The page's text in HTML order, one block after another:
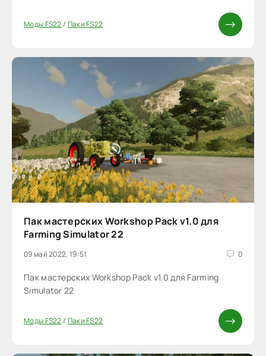
Моды FS22/ Паки FS22
Пак мастерских Workshop Pack v1.0 для
Farming Simulator 22
09 май 2022, 19:51 0
Пак мастерских Workshop Pack v1.0 для Farming
Simulator 22
Моды FS22/ Паки FS22